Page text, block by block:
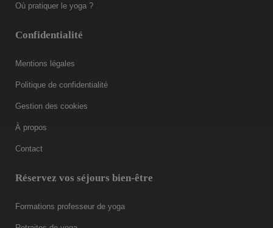
Où pratiquer le yoga ?
Confidentialité
Mentions légales
Politique de confidentialité
Gestion des cookies
À propos
Contact
Réservez vos séjours bien-être
Formations professeur de yoga